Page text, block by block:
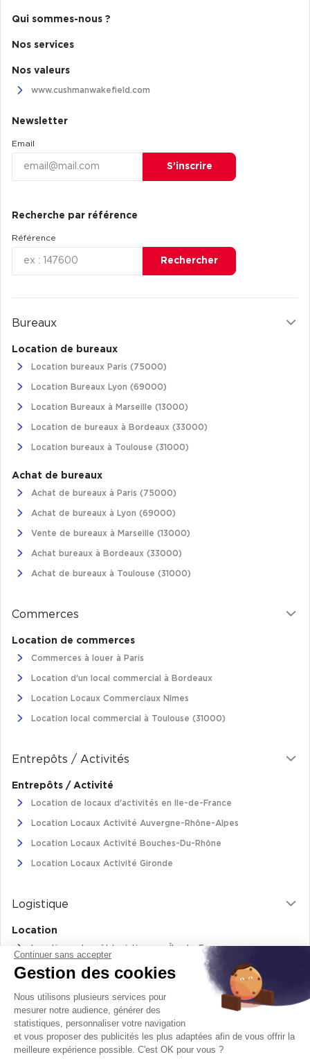
Location de Commerces
Location de Commerces à Paris
Location de Commerces à Bordeaux
Location de Commerces à Toulouse
Achat de Commerces
Achat de Commerces à Nîmes
Achat de Commerces à Marseille
Achat de Commerces à Dijon
Bureaux privés
Bureaux privés à Paris
Bureaux privés à Lyon
Bureaux privés à Marseille
Bureaux privés à Neuilly-sur-Seine
Plateaux opérés à Paris
Plateaux opérés à Lyon
Plateaux opérés à Neuilly-sur-Seine
Plateaux opérés à Saint-Ouen
Plateaux opérés à Boulogne-Billancourt
Collections Flex / Coworking
Bureaux privés avec terrasse
Guide & Conseils
Cas Clients
Qui sommes-nous ?
Nos services
Nos valeurs
www.cushmanwakefield.com
Newsletter
Email
S’inscrire
Recherche par référence
Référence
Rechercher
Bureaux
Location de bureaux
Location bureaux Paris (75000)
Location Bureaux Lyon (69000)
Location Bureaux à Marseille (13000)
Location de bureaux à Bordeaux (33000)
Location bureaux à Toulouse (31000)
Achat de bureaux
Achat de bureaux à Paris (75000)
Achat de bureaux à Lyon (69000)
Vente de bureaux à Marseille (13000)
Achat bureaux à Bordeaux (33000)
Achat de bureaux à Toulouse (31000)
Commerces
Location de commerces
Commerces à louer à Paris
Location d'un local commercial à Bordeaux
Location Locaux Commerciaux Nîmes
Location local commercial à Toulouse (31000)
Entrepôts / Activités
Entrepôts / Activité
Location de locaux d'activités en Ile-de-France
Location Locaux Activité Auvergne-Rhône-Alpes
Location Locaux Activité Bouches-Du-Rhône
Location Locaux Activité Gironde
Logistique
Location
Location entrepôt logistique en Île-de-France
Location entrepôt logistique Pas-de-Calais
Location de bâtiments logistiques en Auvergne-Rhône-Alpes
Location Logistique Bouches-Du-Rhône
Continuer sans accepter
Gestion des cookies
Nous utilisons plusieurs services pour
mesurer notre audience, générer des
statistiques, personnaliser votre navigation
et vous proposer des publicités les plus adaptées afin de vous offrir la
meilleure expérience possible. C'est OK pour vous ?